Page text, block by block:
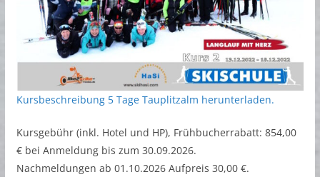
Kursbeschreibung 5 Tage Tauplitzalm herunterladen.
Kursgebühr (inkl. Hotel und HP), Frühbucherrabatt: 854,00
€ bei Anmeldung bis zum 30.09.2026.
Nachmeldungen ab 01.10.2026 Aufpreis 30,00 €.